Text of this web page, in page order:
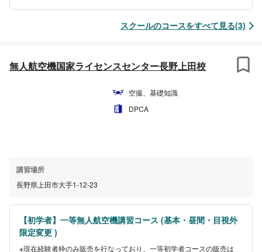
スクールのコースをすべて見る(3)
無人航空機国家ライセンスセンター長野上田校
空撮、基礎知識
DPCA
講習場所
長野県上田市大手1-12-23
【初学者】一等無人航空機講習コース (基本・昼間・目視外
限定変更 )
※現在経験者枠のみ販売を行なっており、一等初学者コースの販売は